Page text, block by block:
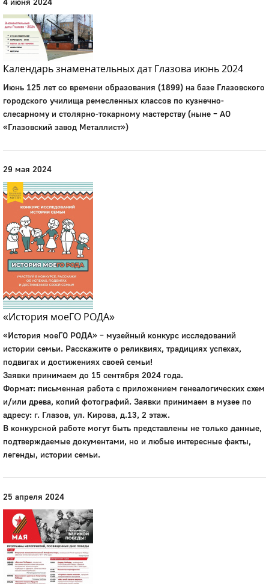
Календарь знаменательных дат Глазова июнь 2024
Июнь 125 лет со времени образования (1899) на базе Глазовского
городского училища ремесленных классов по кузнечно-
слесарному и столярно-токарному мастерству (ныне – АО
«Глазовский завод Металлист»)
29 мая 2024
«История моеГО РОДА»
«История моеГО РОДА» – музейный конкурс исследований
истории семьи. Расскажите о реликвиях, традициях успехах,
подвигах и достижениях своей семьи!
Заявки принимаем до 15 сентября 2024 года.
Формат: письменная работа с приложением генеалогических схем
и/или древа, копий фотографий. Заявки принимаем в музее по
адресу: г. Глазов, ул. Кирова, д.13, 2 этаж.
В конкурсной работе могут быть представлены не только данные,
подтверждаемые документами, но и любые интересные факты,
легенды, истории семьи.
25 апреля 2024